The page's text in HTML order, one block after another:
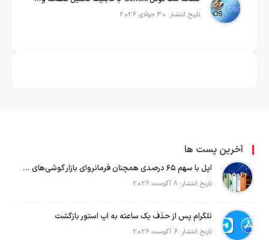
تاریخ انتشار: 30 جولای 2026
آخرین پست ها
اپل با سهم ۶۵ درصدی همچنان فرمانروای بازار گوشی‌های پریمیوم جهان است
تاریخ انتشار: 8 آگوست 2026
تلگرام پس از حذف یک ساعته به اپ استور بازگشت
تاریخ انتشار: 6 آگوست 2026